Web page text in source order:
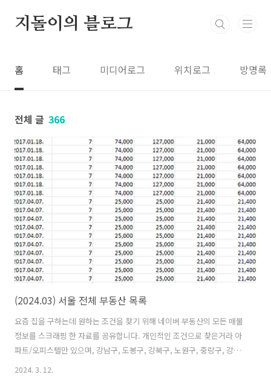
지돌이의 블로그
홈 태그 미디어로그 위치로그 방명록
전체 글 366
(2024.03) 서울 전체 부동산 목록
요즘 집을 구하는데 원하는 조건을 찾기 위해 네이버 부동산의 모든 매물
정보를 스크래핑 한 자료를 공유합니다. 개인적인 조건으로 찾은거라 아
파트/오피스텔만 있으며, 강남구, 도봉구, 강북구, 노원구, 중랑구, 강동
구, 금천구, 구로구 은 제외되어 있습니다. 위치 (동), 매물 번호, 아파트/
2024. 3. 12.